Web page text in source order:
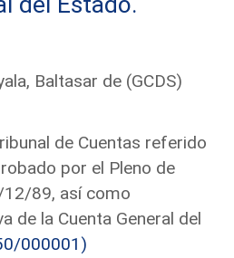
Baltasar de (GCDS)
de Cuentas referido
por el Pleno de
89, así como
de la Cuenta General del
000001)